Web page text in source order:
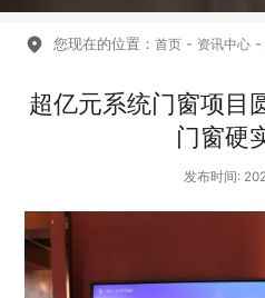
您现在的位置：首页 - 资讯中心
超亿元系统门窗项目
门窗硬
发布时间: